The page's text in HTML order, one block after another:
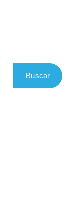
Buscar